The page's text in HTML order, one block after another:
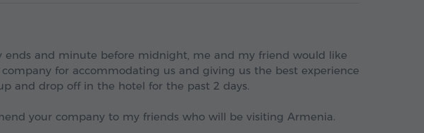
ends and minute before midnight, me and my friend would like
for accommodating us and giving us the best experience
and drop off in the hotel for the past 2 days.
your company to my friends who will be visiting Armenia.